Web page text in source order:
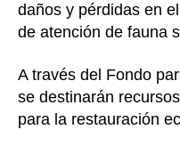
daños y pérdidas en
de atención de fauna
A través del Fondo
se destinarán
para la restauración